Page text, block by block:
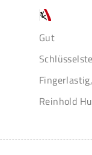
Gut
Reinhold